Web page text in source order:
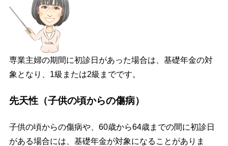
専業主婦の期間に初診日があった場合は、基礎年金の対
象となり、1級または2級までです。
先天性（子供の頃からの傷病）
子供の頃からの傷病や、60歳から64歳までの間に初診日
がある場合には、基礎年金が対象になることがありま